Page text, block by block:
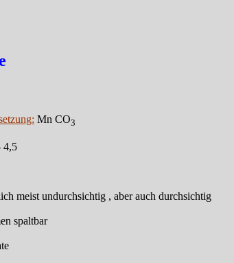
Mn CO3
4,5
meist undurchsichtig , aber auch durchsichtig
spaltbar